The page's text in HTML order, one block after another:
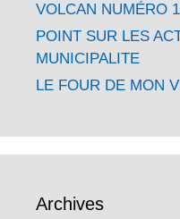
VOLCAN NUMÉRO
POINT SUR LES
MUNICIPALITE
LE FOUR DE MON
Archives